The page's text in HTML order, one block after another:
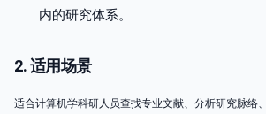
内的研究体系。
2. 适用场景
适合计算机学科研人员查找专业文献、分析研究脉络